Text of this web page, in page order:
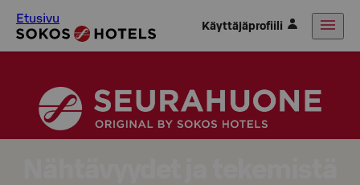
Etusivu Käyttäjäprofiili